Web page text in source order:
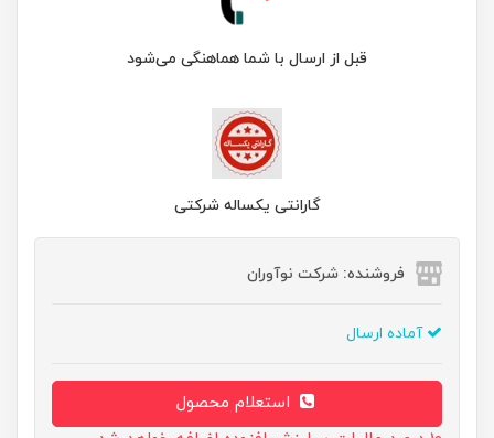
قبل از ارسال با شما هماهنگی می‌شود
گارانتی یکساله شرکتی
فروشنده: شرکت نوآوران
آماده ارسال